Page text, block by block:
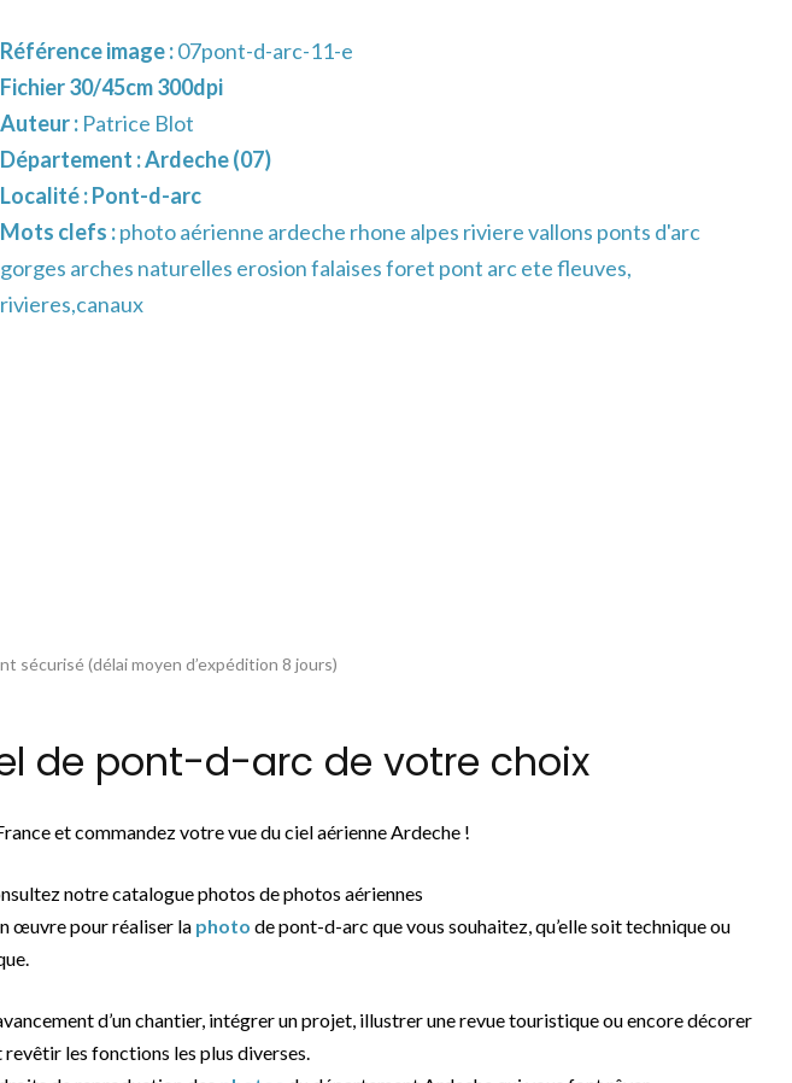
Référence image :07pont-d-arc-11-e
Fichier 30/45cm 300dpi
Auteur : Patrice Blot
Département :Ardeche (07)
Localité :Pont-d-arc
Mots clefs :photo aérienne ardeche rhone alpes riviere vallons ponts d'arc
gorges arches naturelles erosion falaises foret pont arc ete fleuves,
rivieres,canaux
sécurisé (délai moyen d’expédition 8 jours)
de pont-d-arc de votre choix
et commandez votre vue du ciel aérienne Ardeche !
notre catalogue photos de photos aériennes
œuvre pour réaliser la photo de pont-d-arc que vous souhaitez, qu’elle soit technique ou
d’un chantier, intégrer un projet, illustrer une revue touristique ou encore décorer
les fonctions les plus diverses.